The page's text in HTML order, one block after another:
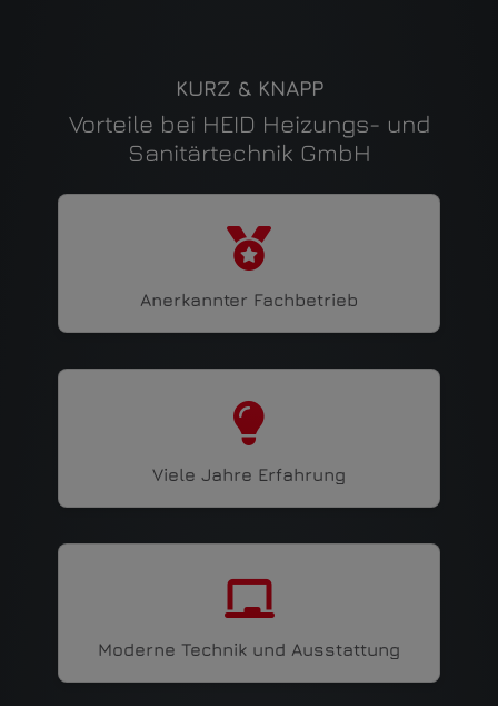
KURZ & KNAPP
Vorteile bei HEID Heizungs- und
Sanitärtechnik GmbH
Anerkannter Fachbetrieb
Viele Jahre Erfahrung
Moderne Technik und Ausstattung